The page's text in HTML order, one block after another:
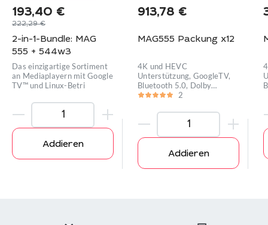
193,40 €
222,29€
2-in-1-Bundle: MAG
555 + 544w3
Das einzigartige Sortiment
an Mediaplayern mit Google
TV™ und Linux-Betri
Addieren
913,78 €
MAG555 Packung x12
4K und HEVC
Unterstützung, GoogleTV,
Bluetooth 5.0, Dolby
Digital™ Unter
2
Addieren